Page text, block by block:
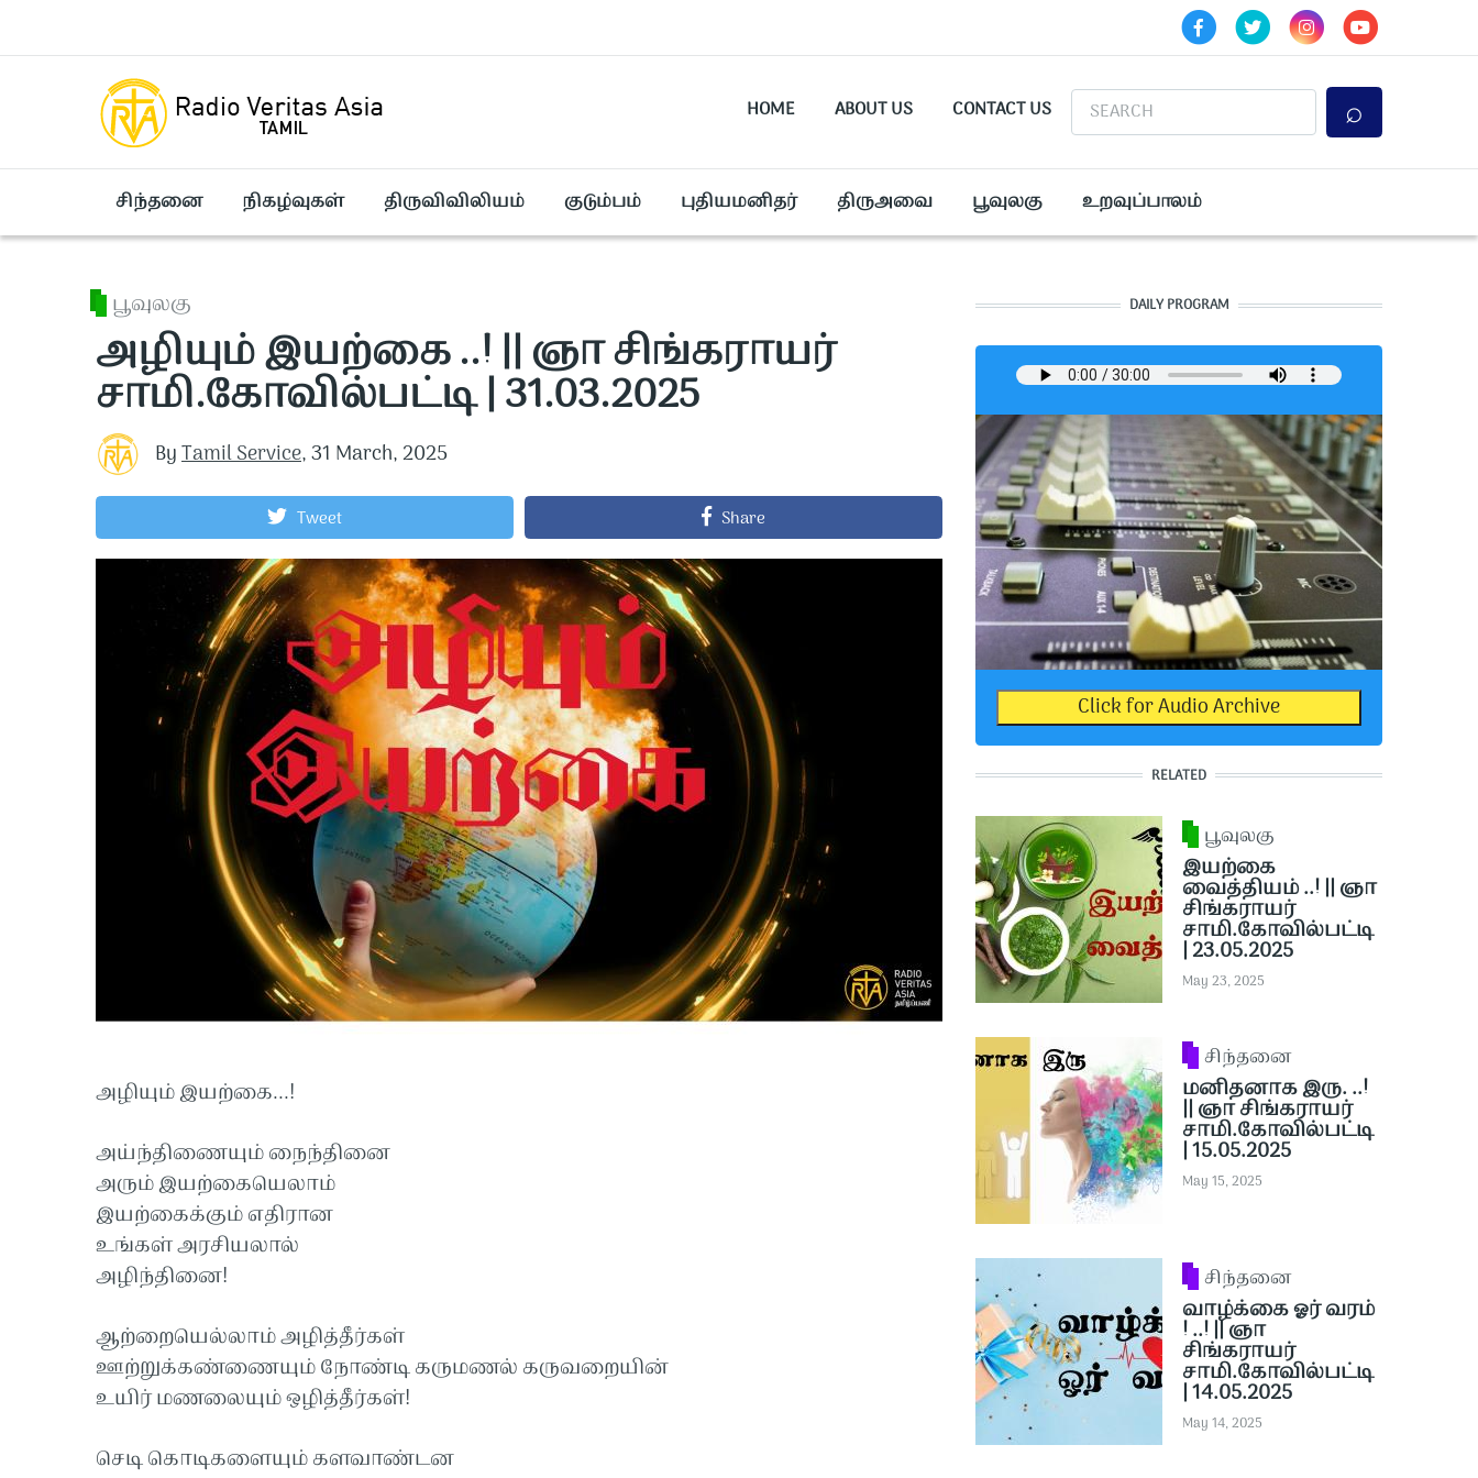
HOME ABOUT US CONTACT US Search
சிந்தனை நிகழ்வுகள் திருவிவிலியம் குடும்பம் புதியமனிதர் திருஅவை பூவுலகு உறவுப்பாலம்
பூவுலகு
அழியும் இயற்கை ..! || ஞா சிங்கராயர்
சாமி.கோவில்பட்டி | 31.03.2025
ByTamil Service,31 March, 2025
Tweet Share
அழியும் இயற்கை...!
அய்ந்திணையும் நைந்தினை
அரும் இயற்கையெலாம்
இயற்கைக்கும் எதிரான
உங்கள் அரசியலால்
அழிந்தினை!
ஆற்றையெல்லாம் அழித்தீர்கள்
ஊற்றுக்கண்ணையும் நோண்டி கருமணல் கருவறையின்
உயிர் மணலையும் ஒழித்தீர்கள்!
செடி கொடிகளையும் களவாண்டன
DAILY PROGRAM
Click for Audio Archive
RELATED
பூவுலகு
இயற்கை
வைத்தியம் ..! || ஞா
சிங்கராயர்
சாமி.கோவில்பட்டி
| 23.05.2025
May 23, 2025
சிந்தனை
மனிதனாக இரு. ..!
|| ஞா சிங்கராயர்
சாமி.கோவில்பட்டி
| 15.05.2025
May 15, 2025
சிந்தனை
வாழ்க்கை ஓர் வரம்
! ..! || ஞா
சிங்கராயர்
சாமி.கோவில்பட்டி
| 14.05.2025
May 14, 2025